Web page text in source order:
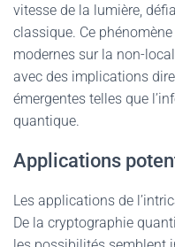
vitesse de la lumière,
classique. Ce
modernes sur la non-
avec des implications
émergentes telles que
quantique.
Applications
Les applications de
De la cryptographie